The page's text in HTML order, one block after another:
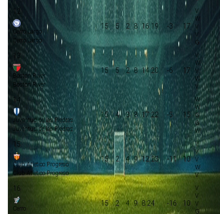
12
Cerro Largo
Cerro Largo
15 5 2 8 16:19 -3 17
13
Boston River
Boston River
15 5 2 8 14:20 -6 17
14
Juventud de las Piedras
Juventud de las Piedras
15 4 3 8 17:22 -5 15
15
Club Atletico Progreso
Club Atletico Progreso
15 2 4 9 12:23 -11 10
16
Cerro
15 2 4 9 8:24 -16 10